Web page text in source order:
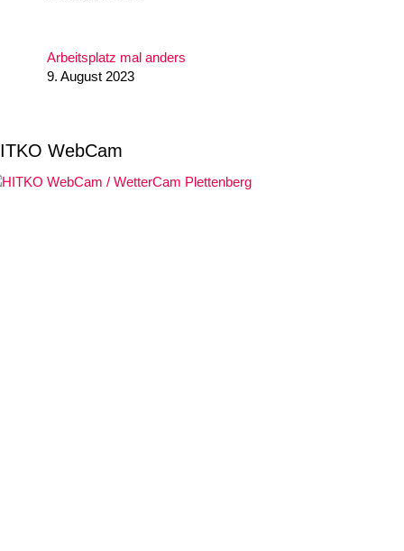
Arbeitsplatz mal anders
9. August 2023
WebCam